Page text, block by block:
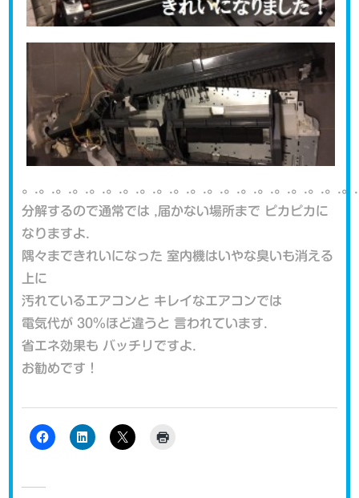
。.。.。.。.。.。.。.。.。.。.。.。.。.。.。.。.。.。.。.。
分解するので通常では ,届かない場所まで ピカピカに
なりますよ.
隅々まできれいになった 室内機はいやな臭いも消える
上に
汚れているエアコンと キレイなエアコンでは
電気代が 30%ほど違うと 言われています.
省エネ効果も バッチリですよ.
お勧めです！